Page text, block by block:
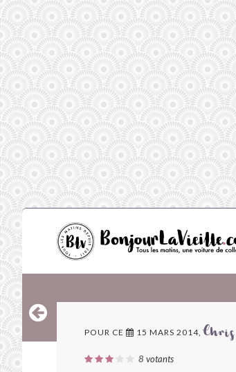
POUR CE 15 MARS 2014,Chris
8 votants